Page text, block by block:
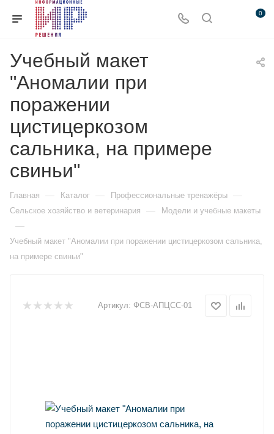
0
Учебный макет
"Аномалии при
поражении
цистицеркозом
сальника, на примере
свиньи"
Главная — Каталог — Профессиональные тренажёры —
Сельское хозяйство и ветеринария — Модели и учебные макеты
—
Учебный макет "Аномалии при поражении цистицеркозом сальника,
на примере свиньи"
Артикул: ФСВ-АПЦСС-01